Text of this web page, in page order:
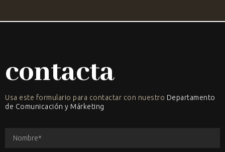
contacta
Usa este formulario para contactar con nuestro Departamento
de Comunicación y Márketing